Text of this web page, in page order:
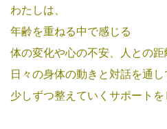
わたしは、
年齢を重ねる中で感じる
体の変化や心の不安、人との距
日々の身体の動きと対話を通し
少しずつ整えていくサポート